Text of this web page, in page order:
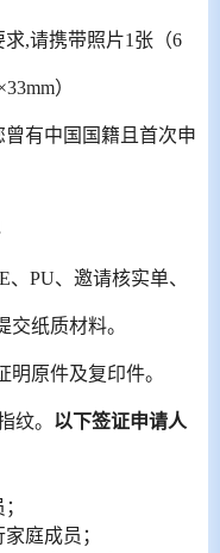
求,请携带照片1 张（6
33mm）
有中国国籍且首次申
、 PU、邀请核实单、
纸质材料。
原件及复印件。
纹。 以下签证申请人
庭成员；